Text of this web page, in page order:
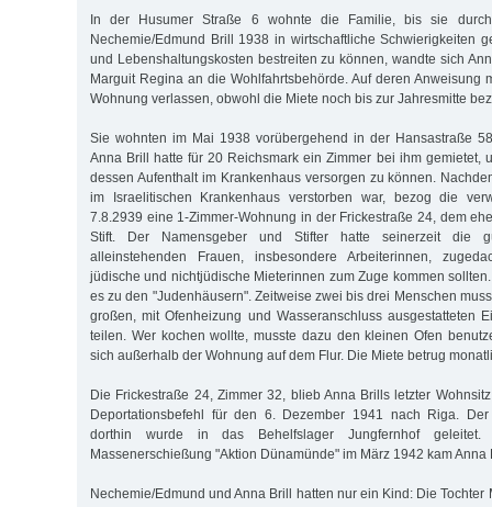
In der Husumer Straße 6 wohnte die Familie, bis sie
Nechemie/Edmund Brill 1938 in wirtschaftliche Schwierigkeiten
und Lebenshaltungskosten bestreiten zu können, wandte sich
Marguit Regina an die Wohlfahrtsbehörde. Auf deren Anweisung
Wohnung verlassen, obwohl die Miete noch bis zur Jahresmitte
Sie wohnten im Mai 1938 vorübergehend in der Hansastraße
Anna Brill hatte für 20 Reichsmark ein Zimmer bei ihm gemietet,
dessen Aufenthalt im Krankenhaus versorgen zu können.
im Israelitischen Krankenhaus verstorben war, bezog die
7.8.2939 eine 1-Zimmer-Wohnung in der Frickestraße 24, dem
Stift. Der Namensgeber und Stifter hatte seinerzeit die
alleinstehenden Frauen, insbesondere Arbeiterinnen,
jüdische und nichtjüdische Mieterinnen zum Zuge kommen
es zu den "Judenhäusern". Zeitweise zwei bis drei Menschen
großen, mit Ofenheizung und Wasseranschluss ausgestatteten
teilen. Wer kochen wollte, musste dazu den kleinen Ofen
sich außerhalb der Wohnung auf dem Flur. Die Miete betrug
Die Frickestraße 24, Zimmer 32, blieb Anna Brills letzter
Deportationsbefehl für den 6. Dezember 1941 nach Riga. Der
dorthin wurde in das Behelfslager Jungfernhof
Massenerschießung "Aktion Dünamünde" im März 1942 kam
Nechemie/Edmund und Anna Brill hatten nur ein Kind: Die Tochter